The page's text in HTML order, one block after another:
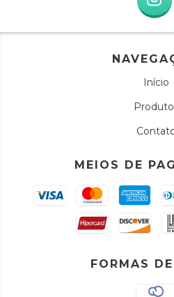
Início
MEIOS DE
FORMAS